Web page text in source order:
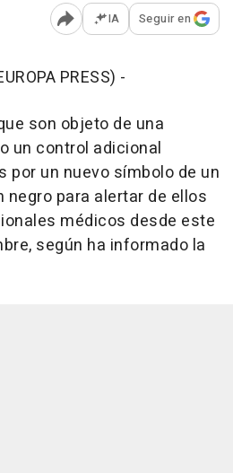
Abrir opciones para
IA Seguir en
PRESS) -
son objeto de una
un control adicional
un nuevo símbolo de un
para alertar de ellos
médicos desde este
según ha informado la